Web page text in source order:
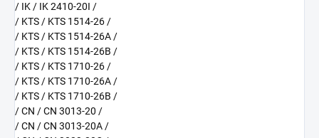
/ IK / IK 2410-20I /
/ KTS / KTS 1514-26 /
/ KTS / KTS 1514-26A /
/ KTS / KTS 1514-26B /
/ KTS / KTS 1710-26 /
/ KTS / KTS 1710-26A /
/ KTS / KTS 1710-26B /
/ CN / CN 3013-20 /
/ CN / CN 3013-20A /